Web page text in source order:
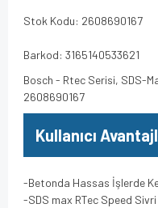
Stok Kodu: 2608690167
Barkod: 3165140533621
Bosch - Rtec Serisi, SDS-
2608690167
Kullanıcı
-Betonda Hassas İşlerde
-SDS max RTec Speed